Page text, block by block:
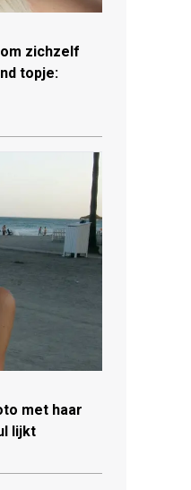
zichzelf
topje:
met haar
lijkt